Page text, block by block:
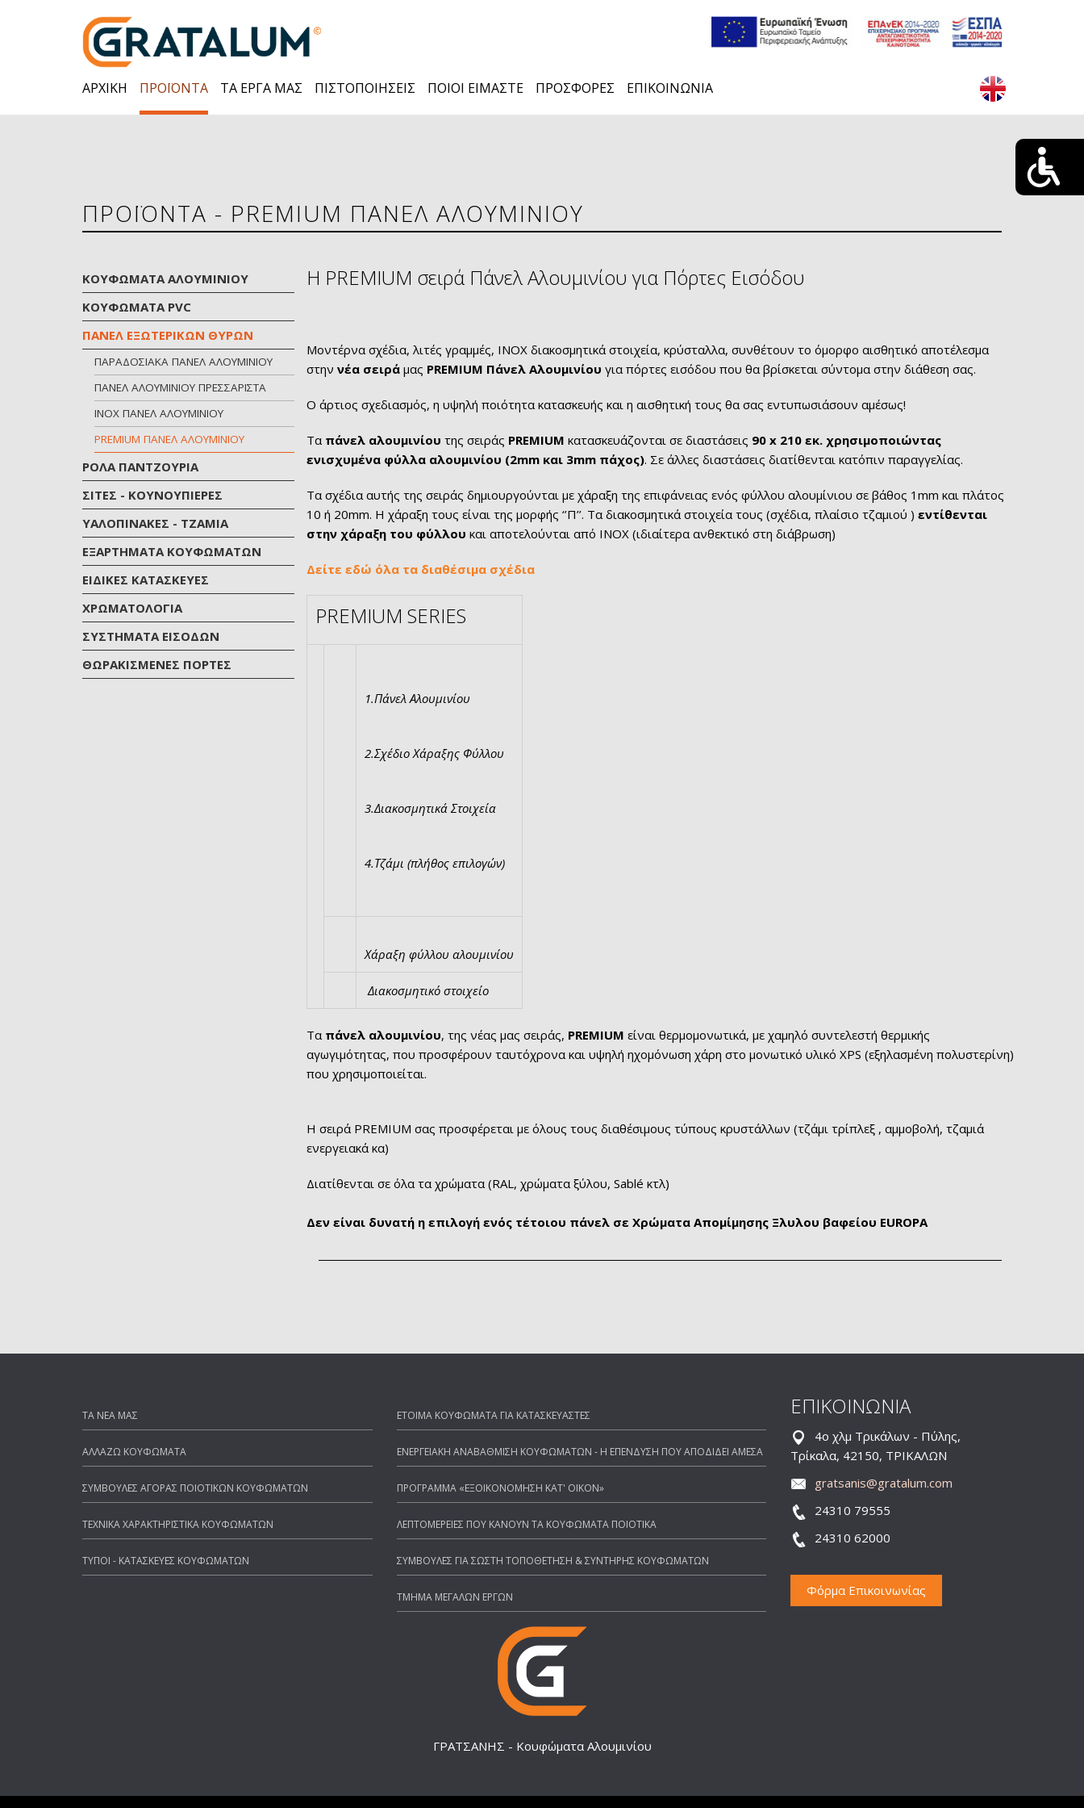
ΑΡΧΙΚΗ ΠΡΟΪΟΝΤΑ ΤΑ ΕΡΓΑ ΜΑΣ ΠΙΣΤΟΠΟΙΗΣΕΙΣ ΠΟΙΟΙ ΕΙΜΑΣΤΕ ΠΡΟΣΦΟΡΕΣ ΕΠΙΚΟΙΝΩΝΙΑ
ΠΡΟΪΟΝΤΑ - PREMIUM ΠΑΝΕΛ ΑΛΟΥΜΙΝΙΟΥ
ΚΟΥΦΩΜΑΤΑ ΑΛΟΥΜΙΝΙΟΥ
KOYΦΩΜΑΤΑ PVC
ΠΑΝΕΛ ΕΞΩΤΕΡΙΚΩΝ ΘΥΡΩΝ
ΠΑΡΑΔΟΣΙΑΚΑ ΠΑΝΕΛ ΑΛΟΥΜΙΝΙΟΥ
ΠΑΝΕΛ ΑΛΟΥΜΙΝΙΟΥ ΠΡΕΣΣΑΡΙΣΤΑ
INOX ΠΑΝΕΛ ΑΛΟΥΜΙΝΙΟΥ
PREMIUM ΠΑΝΕΛ ΑΛΟΥΜΙΝΙΟΥ
ΡΟΛΑ ΠΑΝΤΖΟΥΡΙΑ
ΣΙΤΕΣ - ΚΟΥΝΟΥΠΙΕΡΕΣ
ΥΑΛΟΠΙΝΑΚΕΣ - ΤΖΑΜΙΑ
ΕΞΑΡΤΗΜΑΤΑ ΚΟΥΦΩΜΑΤΩΝ
ΕΙΔΙΚΕΣ ΚΑΤΑΣΚΕΥΕΣ
ΧΡΩΜΑΤΟΛΟΓΙA
ΣΥΣΤΗΜΑΤΑ ΕΙΣΟΔΩΝ
ΘΩΡΑΚΙΣΜΕΝΕΣ ΠΟΡΤΕΣ
Η PREMIUM σειρά Πάνελ Αλουμινίου για Πόρτες Εισόδου
Μοντέρνα σχέδια, λιτές γραμμές, ΙΝΟΧ διακοσμητικά στοιχεία, κρύσταλλα, συνθέτουν το όμορφο αισθητικό αποτέλεσμα
στην νέα σειράμας PREMIUM Πάνελ Αλουμινίου για πόρτες εισόδου που θα βρίσκεται σύντομα στην διάθεση σας.
Ο άρτιος σχεδιασμός, η υψηλή ποιότητα κατασκευής και η αισθητική τους θα σας εντυπωσιάσουν αμέσως!
Τα πάνελ αλουμινίου της σειράς PREMIUM κατασκευάζονται σε διαστάσεις 90 x 210 εκ. χρησιμοποιώντας
ενισχυμένα φύλλα αλουμινίου (2mm και 3mm πάχος). Σε άλλες διαστάσεις διατίθενται κατόπιν παραγγελίας.
Τα σχέδια αυτής της σειράς δημιουργούνται με χάραξη της επιφάνειας ενός φύλλου αλουμίνιου σε βάθος 1mm και πλάτος
10 ή 20mm. Η χάραξη τους είναι της μορφής ‘’Π’’. Τα διακοσμητικά στοιχεία τους (σχέδια, πλαίσιο τζαμιού ) εντίθενται
στην χάραξη του φύλλου και αποτελούνται από ΙΝΟΧ (ιδιαίτερα ανθεκτικό στη διάβρωση)
Δείτε εδώ όλα τα διαθέσιμα σχέδια
PREMIUM SERIES
1.Πάνελ Αλουμινίου
2.Σχέδιο Χάραξης Φύλλου
3.Διακοσμητικά Στοιχεία
4.Τζάμι (πλήθος επιλογών)
Χάραξη φύλλου αλουμινίου
Διακοσμητικό στοιχείο
Τα πάνελ αλουμινίου, της νέας μας σειράς, PREMIUM είναι θερμομονωτικά, με χαμηλό συντελεστή θερμικής
αγωγιμότητας, που προσφέρουν ταυτόχρονα και υψηλή ηχομόνωση χάρη στο μονωτικό υλικό XPS (εξηλασμένη πολυστερίνη)
που χρησιμοποιείται.
Η σειρά PREMIUM σας προσφέρεται με όλους τους διαθέσιμους τύπους κρυστάλλων (τζάμι τρίπλεξ , αμμοβολή, τζαμιά
ενεργειακά κα)
Διατίθενται σε όλα τα χρώματα (RAL, χρώματα ξύλου, Sablé κτλ)
Δεν είναι δυνατή η επιλογή ενός τέτοιου πάνελ σε Χρώματα Απομίμησης Ξλυλου βαφείου EUROPA
ΤΑ ΝΕΑ ΜΑΣ
ΑΛΛΑΖΩ ΚΟΥΦΩΜΑΤΑ
ΣΥΜΒΟΥΛΕΣ ΑΓΟΡΑΣ ΠΟΙΟΤΙΚΩΝ ΚΟΥΦΩΜΑΤΩΝ
ΤΕΧΝΙΚΑ ΧΑΡΑΚΤΗΡΙΣΤΙΚΑ ΚΟΥΦΩΜΑΤΩΝ
ΤΥΠΟΙ - ΚΑΤΑΣΚΕΥΕΣ ΚΟΥΦΩΜΑΤΩΝ
ΕΤΟΙΜΑ ΚΟΥΦΩΜΑΤΑ ΓΙΑ ΚΑΤΑΣΚΕΥΑΣΤΕΣ
ΕΝΕΡΓΕΙΑΚΗ ΑΝΑΒΑΘΜΙΣΗ ΚΟΥΦΩΜΑΤΩΝ - Η ΕΠΕΝΔΥΣΗ ΠΟΥ ΑΠΟΔΙΔΕΙ ΑΜΕΣΑ
ΠΡΟΓΡΑΜΜΑ «ΕΞΟΙΚΟΝΟΜΗΣΗ ΚΑΤ' ΟΙΚΟΝ»
ΛΕΠΤΟΜΕΡΕΙΕΣ ΠΟΥ ΚΑΝΟΥΝ ΤΑ ΚΟΥΦΩΜΑΤΑ ΠΟΙΟΤΙΚΑ
ΣΥΜΒΟΥΛΕΣ ΓΙΑ ΣΩΣΤΗ ΤΟΠΟΘΕΤΗΣΗ & ΣΥΝΤΗΡΗΣ ΚΟΥΦΩΜΑΤΩΝ
ΤΜΗΜΑ ΜΕΓΑΛΩΝ ΕΡΓΩΝ
ΕΠΙΚΟΙΝΩΝΙΑ
4ο χλμ Τρικάλων - Πύλης,
Τρίκαλα, 42150, ΤΡΙΚΑΛΩΝ
gratsanis@gratalum.com
24310 79555
24310 62000
Φόρμα Επικοινωνίας
ΓΡΑΤΣΑΝΗΣ - Κουφώματα Αλουμινίου